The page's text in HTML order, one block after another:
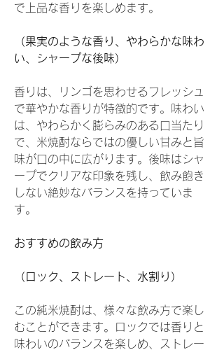
で上品な香りを楽しめます。
（果実のような香り、やわらかな味わ
い、シャープな後味）
香りは、リンゴを思わせるフレッシュ
で華やかな香りが特徴的です。味わい
は、やわらかく膨らみのある口当たり
で、米焼酎ならではの優しい甘みと旨
味が口の中に広がります。後味はシャ
ープでクリアな印象を残し、飲み飽き
しない絶妙なバランスを持っていま
す。
おすすめの飲み方
（ロック、ストレート、水割り）
この純米焼酎は、様々な飲み方で楽し
むことができます。ロックでは香りと
味わいのバランスを楽しめ、ストレー